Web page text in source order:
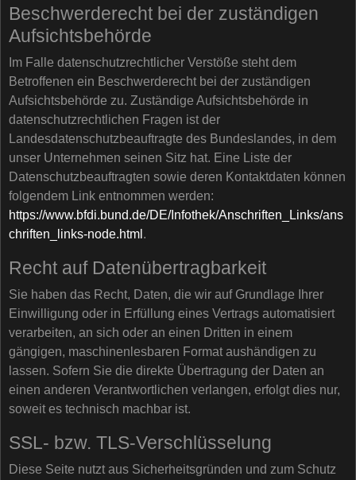
Beschwerderecht bei der zuständigen
Aufsichtsbehörde
Im Falle datenschutzrechtlicher Verstöße steht dem
Betroffenen ein Beschwerderecht bei der zuständigen
Aufsichtsbehörde zu. Zuständige Aufsichtsbehörde in
datenschutzrechtlichen Fragen ist der
Landesdatenschutzbeauftragte des Bundeslandes, in dem
unser Unternehmen seinen Sitz hat. Eine Liste der
Datenschutzbeauftragten sowie deren Kontaktdaten können
folgendem Link entnommen werden:
https://www.bfdi.bund.de/DE/Infothek/Anschriften_Links/ans
chriften_links-node.html .
Recht auf Datenübertragbarkeit
Sie haben das Recht, Daten, die wir auf Grundlage Ihrer
Einwilligung oder in Erfüllung eines Vertrags automatisiert
verarbeiten, an sich oder an einen Dritten in einem
gängigen, maschinenlesbaren Format aushändigen zu
lassen. Sofern Sie die direkte Übertragung der Daten an
einen anderen Verantwortlichen verlangen, erfolgt dies nur,
soweit es technisch machbar ist.
SSL- bzw. TLS-Verschlüsselung
Diese Seite nutzt aus Sicherheitsgründen und zum Schutz